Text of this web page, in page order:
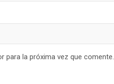
para la próxima vez que comente.